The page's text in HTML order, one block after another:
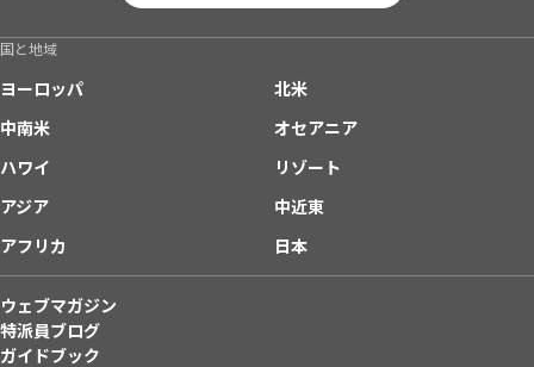
国と地域
ヨーロッパ
北米
中南米
オセアニア
ハワイ
リゾート
アジア
中近東
アフリカ
日本
ウェブマガジン
特派員ブログ
ガイドブック